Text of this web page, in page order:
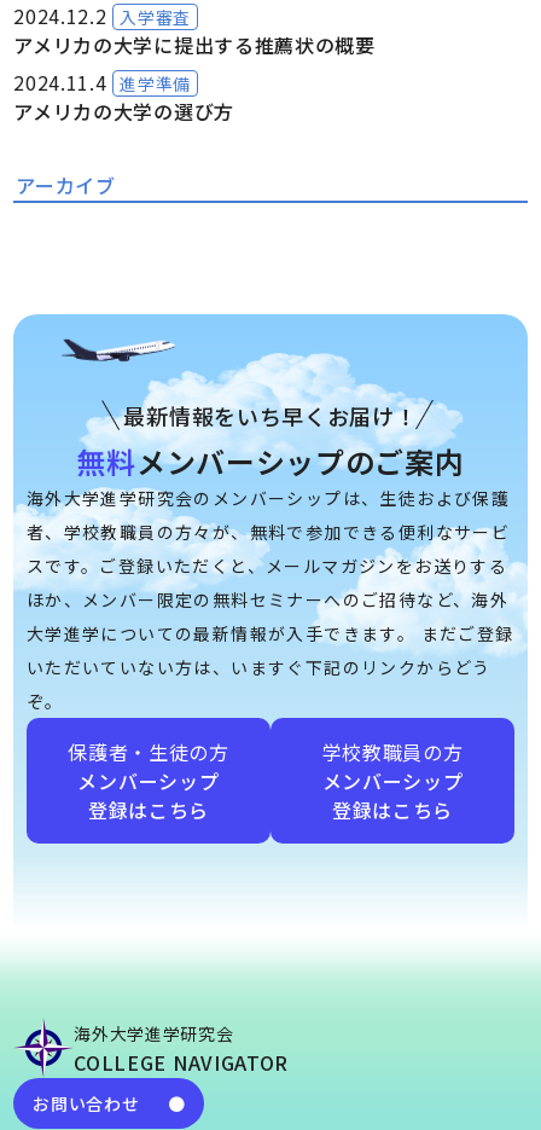
2024.12.2 入学審査
アメリカの大学に提出する推薦状の概要
2024.11.4 進学準備
アメリカの大学の選び方
アーカイブ
最新情報をいち早くお届け！
無料メンバーシップのご案内
海外大学進学研究会のメンバーシップは、生徒および保護
者、学校教職員の方々が、無料で参加できる便利なサービ
スです。ご登録いただくと、メールマガジンをお送りする
ほか、メンバー限定の無料セミナーへのご招待など、海外
大学進学についての最新情報が入手できます。 まだご登録
いただいていない方は、いますぐ下記のリンクからどう
ぞ。
保護者・生徒の方
メンバーシップ
登録はこちら
学校教職員の方
メンバーシップ
登録はこちら
海外大学進学研究会
COLLEGE NAVIGATOR
お問い合わせ